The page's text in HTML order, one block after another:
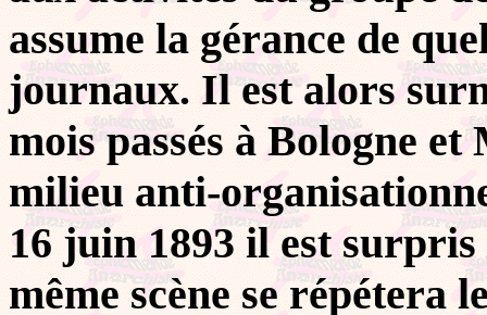
assume la gérance de
journaux. Il est alors
mois passés à Bologne
milieu anti-
16 juin 1893 il est
même scène se répétera